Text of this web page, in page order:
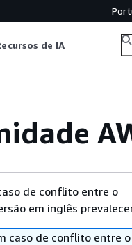
de IA
de conflito entre o
em inglês
caso de conflito entre o